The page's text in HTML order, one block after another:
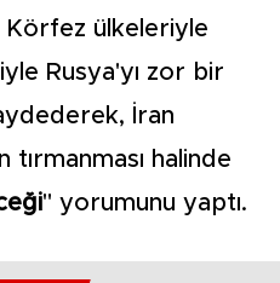
ülkeleriyle
Rusya'yı zor bir
İran
halinde
" yorumunu yaptı.